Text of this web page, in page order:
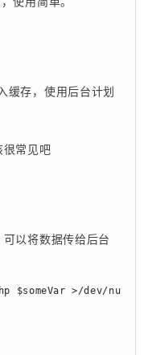
缓存，使用后台计划
常见吧
以将数据传给后台
$someVar >/dev/null